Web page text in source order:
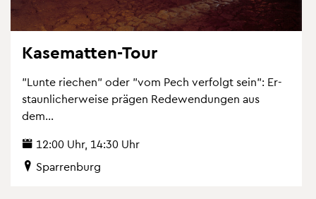
Ka­se­mat­ten-Tour
"Lunte rie­chen" oder "vom Pech ver­folgt sein": Er­
staun­li­cher­wei­se prä­gen Re­de­wen­dun­gen aus
dem...
12:00 Uhr, 14:30 Uhr
Spar­ren­burg